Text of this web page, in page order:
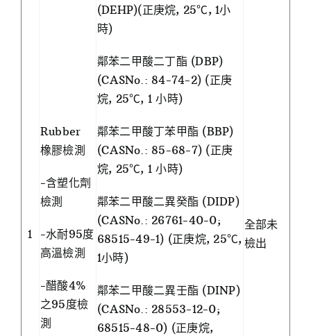
1
Rubber
橡膠檢測
-含塑化劑
檢測
-水耐95度
高溫檢測
-醋酸4%
之95度檢
測
(DEHP)(正庚烷, 25℃, 1小
時)
鄰苯二甲酸二丁酯 (DBP)
(CASNo.: 84-74-2) (正庚
烷, 25℃, 1 小時)
鄰苯二甲酸丁苯甲酯 (BBP)
(CASNo.: 85-68-7) (正庚
烷, 25℃, 1 小時)
鄰苯二甲酸二異癸酯 (DIDP)
(CASNo.: 26761-40-0;
68515-49-1) (正庚烷, 25℃,
1小時)
鄰苯二甲酸二異壬酯 (DINP)
(CASNo.: 28553-12-0;
68515-48-0) (正庚烷,
全部未
檢出